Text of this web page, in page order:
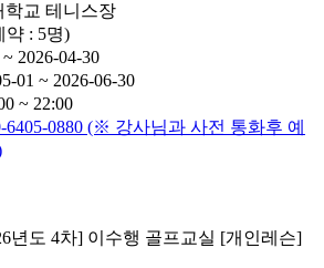
학교 테니스장
약 : 5명)
2026-04-30
01 ~ 2026-06-30
~ 22:00
6405-0880 (※ 강사님과 사전 통화후 예
년도 4차] 이수행 골프교실 [개인레슨]